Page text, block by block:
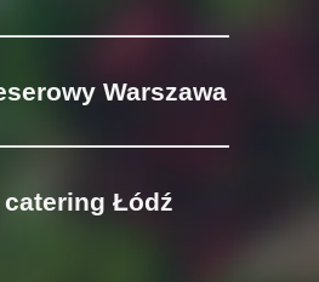
Warszawa
catering Łódź